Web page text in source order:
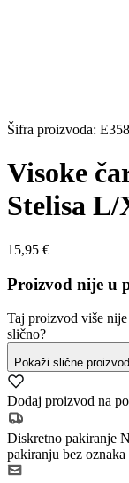
Šifra proizvoda:
Visoke
Stelisa
15,95 €
Proizvod nije u
Taj proizvod više
slično?
Pokaži slične
Dodaj proizvod na
Diskretno pakiranje
pakiranju bez oznaka